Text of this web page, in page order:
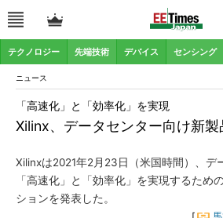
テクノロジー 先端技術 デバイス センシング
ニュース
Xilinx、データセンター向け新
「高速化」と「効率化」を実現
Xilinxは2021年2月23日（米国時間）、デ
「高速化」と「効率化」を実現するため
ションを発表した。